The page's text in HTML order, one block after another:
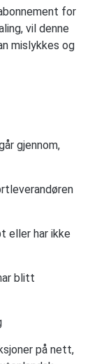
for
vil denne
mislykkes og
gjennom,
eller har ikke
blitt
på nett,